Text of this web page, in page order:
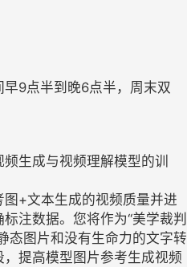
9点半到晚6点半，周末双
生成与视频理解模型的训
+文本生成的视频质量并进
注数据。您将作为“美学裁判
态图片和没有生命力的文字转
提高模型图片参考生成视频